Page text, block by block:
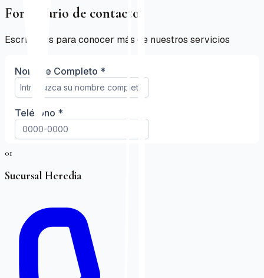
Formulario de contacto
Escríbanos para conocer más de nuestros servicios
01
Sucursal Heredia